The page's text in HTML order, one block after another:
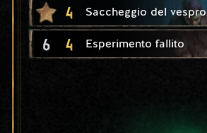
4 Saccheggio del vespro
6 4 Esperimento fallito